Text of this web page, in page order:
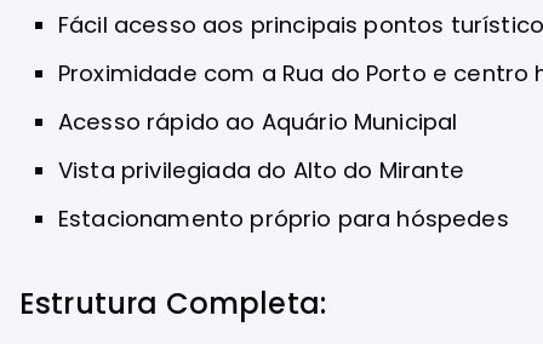
Fácil acesso aos principais pontos
Proximidade com a Rua do Porto e centro
Acesso rápido ao Aquário Municipal
Vista privilegiada do Alto do Mirante
Estacionamento próprio para hóspedes
Estrutura Completa: